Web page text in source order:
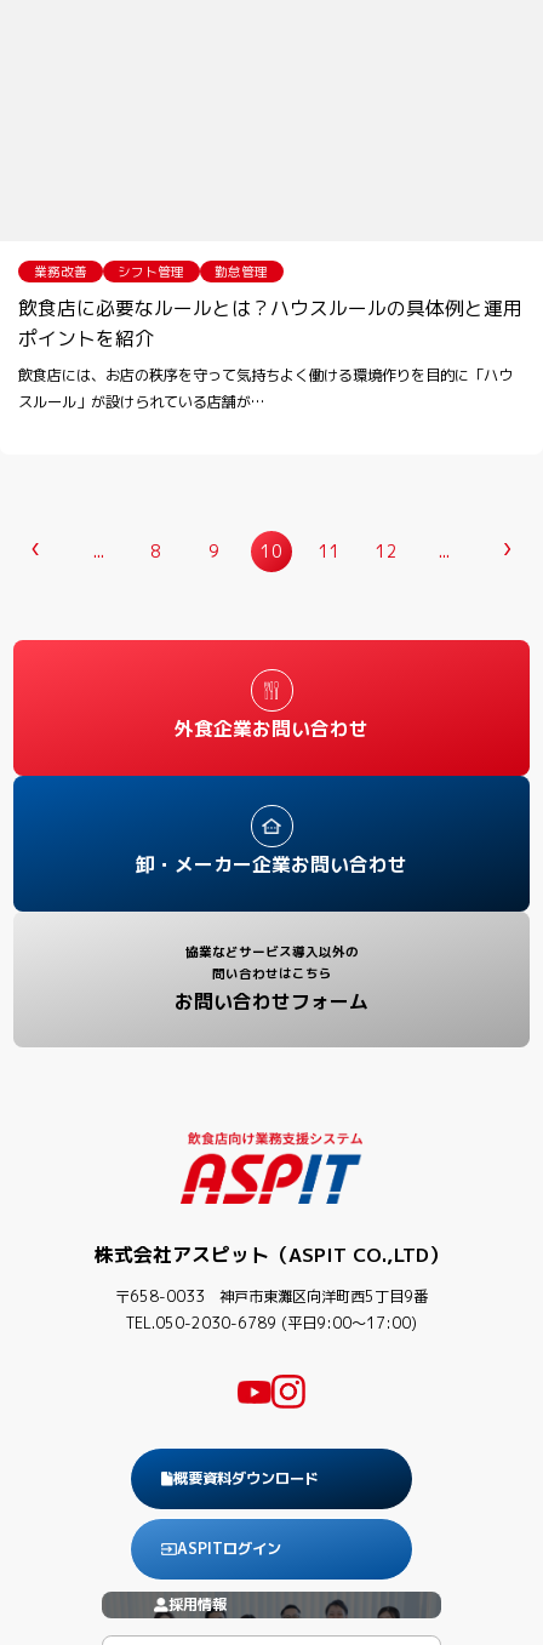
業務改善 シフト管理 勤怠管理
飲食店に必要なルールとは？ハウスルールの具体例と運用
ポイントを紹介
飲食店には、お店の秩序を守って気持ちよく働ける環境作りを目的に「ハウ
スルール」が設けられている店舗が…
... 8 9 10 11 12 ...
外食企業お問い合わせ
卸・メーカー企業お問い合わせ
協業などサービス導入以外の
問い合わせはこちら
お問い合わせフォーム
株式会社アスピット（ASPIT CO.,LTD）
〒658-0033 神戸市東灘区向洋町西5丁目9番
TEL.050-2030-6789 (平日9:00〜17:00)
概要資料ダウンロード
ASPITログイン
採用情報